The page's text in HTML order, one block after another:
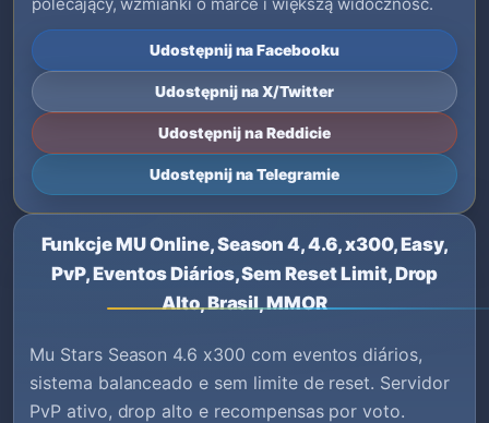
Udostępnij na Facebooku
Udostępnij na X/Twitter
Udostępnij na Reddicie
Udostępnij na Telegramie
Funkcje MU Online, Season 4, 4.6, x300, Easy,
PvP, Eventos Diários, Sem Reset Limit, Drop
Alto, Brasil, MMOR
Mu Stars Season 4.6 x300 com eventos diários,
sistema balanceado e sem limite de reset. Servidor
PvP ativo, drop alto e recompensas por voto.